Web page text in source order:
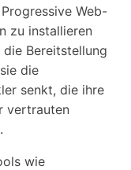
Web-
zu installieren
Bereitstellung
die
senkt, die ihre
vertrauten
wie